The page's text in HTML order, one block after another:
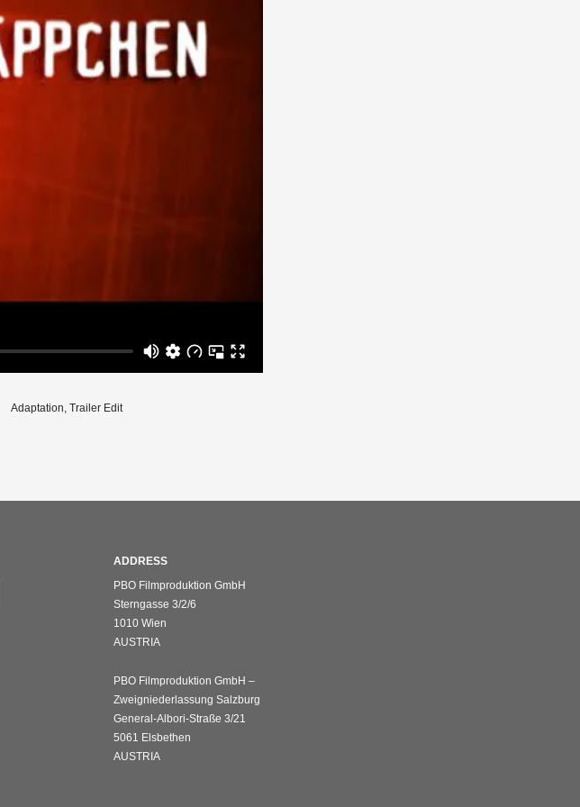
Adaptation, Trailer Edit
ADDRESS
PBO Filmproduktion GmbH
Sterngasse 3/2/6
1010 Wien
AUSTRIA
PBO Filmproduktion GmbH –
Zweigniederlassung Salzburg
General-Albori-Straße 3/21
5061 Elsbethen
AUSTRIA